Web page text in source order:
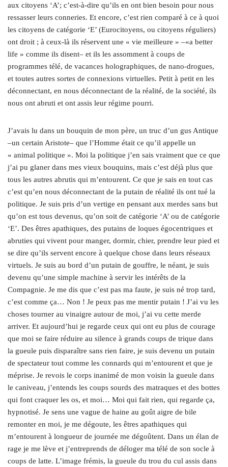
aux citoyens ‘A’; c’est-à-dire qu’ils en ont bien besoin pour nous
ressasser leurs conneries. Et encore, c’est rien comparé à ce à quoi
les citoyens de catégorie ‘E’ (Eurocitoyens, ou citoyens réguliers)
ont droit ; à ceux-là ils réservent une « vie meilleure » –«a better
life » comme ils disent– et ils les assomment à coups de
programmes télé, de vacances holographiques, de nano-drogues,
et toutes autres sortes de connexions virtuelles. Petit à petit en les
déconnectant, en nous déconnectant de la réalité, de la société, ils
nous ont abruti et ont assis leur régime pourri.
J’avais lu dans un bouquin de mon père, un truc d’un gus Antique
–un certain Aristote– que l’Homme était ce qu’il appelle un
« animal politique ». Moi la politique j’en sais vraiment que ce que
j’ai pu glaner dans mes vieux bouquins, mais c’est déjà plus que
tous les autres abrutis qui m’entourent. Ce que je sais en tout cas
c’est qu’en nous déconnectant de la putain de réalité ils ont tué la
politique. Je suis pris d’un vertige en pensant aux merdes sans but
qu’on est tous devenus, qu’on soit de catégorie ‘A’ ou de catégorie
‘E’. Des êtres apathiques, des putains de loques égocentriques et
abruties qui vivent pour manger, dormir, chier, prendre leur pied et
se dire qu’ils servent encore à quelque chose dans leurs réseaux
virtuels. Je suis au bord d’un putain de gouffre, le néant, je suis
devenu qu’une simple machine à servir les intérêts de la
Compagnie. Je me dis que c’est pas ma faute, je suis né trop tard,
c’est comme ça… Non ! Je peux pas me mentir putain ! J’ai vu les
choses tourner au vinaigre autour de moi, j’ai vu cette merde
arriver. Et aujourd’hui je regarde ceux qui ont eu plus de courage
que moi se faire réduire au silence à grands coups de trique dans
la gueule puis disparaître sans rien faire, je suis devenu un putain
de spectateur tout comme les connards qui m’entourent et que je
méprise. Je revois le corps inanimé de mon voisin la gueule dans
le caniveau, j’entends les coups sourds des matraques et des bottes
qui font craquer les os, et moi… Moi qui fait rien, qui regarde ça,
hypnotisé. Je sens une vague de haine au goût aigre de bile
remonter en moi, je me dégoute, les êtres apathiques qui
m’entourent à longueur de journée me dégoûtent. Dans un élan de
rage je me lève et j’entreprends de déloger ma télé de son socle à
coups de latte. L’image frémis, la gueule du trou du cul assis dans